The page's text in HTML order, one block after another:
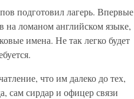
подготовил лагерь. Впервые
на ломаном английском языке,
имена. Не так легко будет
что им далеко до тех,
сам сирдар и офицер связи